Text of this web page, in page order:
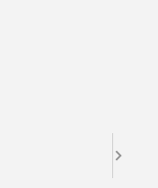
Kupfer